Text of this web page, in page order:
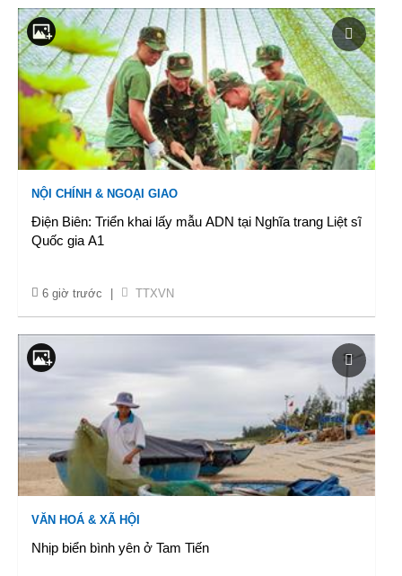
NỘI CHÍNH & NGOẠI GIAO
Điện Biên: Triển khai lấy mẫu ADN tại Nghĩa trang Liệt sĩ
Quốc gia A1
6 giờ trước TTXVN
VĂN HOÁ & XÃ HỘI
Nhịp biển bình yên ở Tam Tiến